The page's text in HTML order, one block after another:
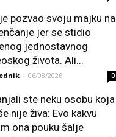
pozvao svoju majku na
jer se stidio
jednostavnog
života. Ali...
- 06/08/2026 0
ste neku osobu koja
nije živa: Evo kakvu
ona pouku šalje